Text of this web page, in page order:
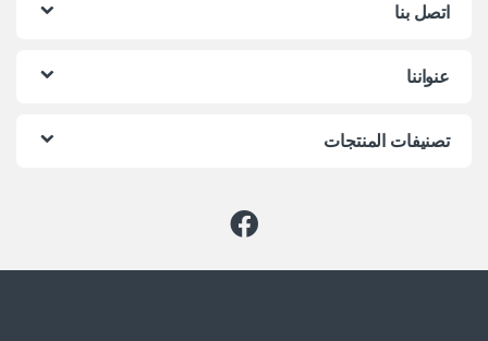
اتصل بنا
عنواننا
تصنيفات المنتجات